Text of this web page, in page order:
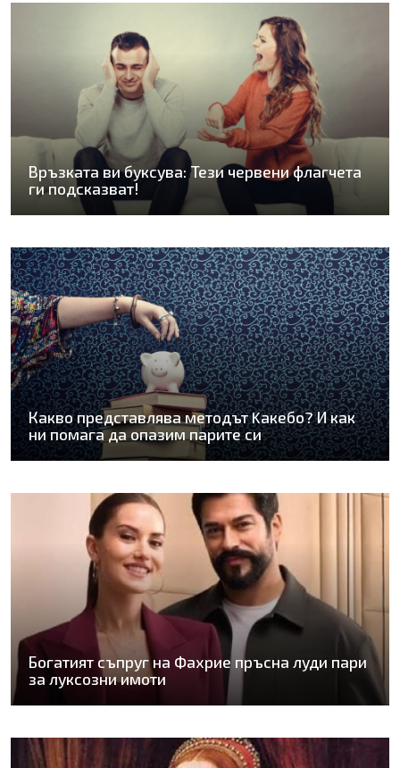
Връзката ви буксува: Тези червени флагчета
ги подсказват!
Какво представлява методът Kaкебо? И как
ни помага да опазим парите си
Богатият съпруг на Фахрие пръсна луди пари
за луксозни имоти